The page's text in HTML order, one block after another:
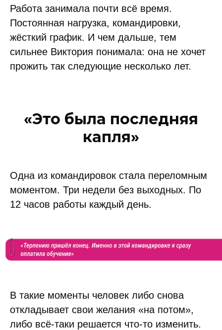
Работа занимала почти всё время.
Постоянная нагрузка, командировки,
жёсткий график. И чем дальше, тем
сильнее Виктория понимала: она не хочет
прожить так следующие несколько лет.
«Это была последняя
капля»
Одна из командировок стала переломным
моментом. Три недели без выходных. По
12 часов работы каждый день.
В такие моменты человек либо снова
откладывает свои желания «на потом»,
либо всё-таки решается что-то изменить.